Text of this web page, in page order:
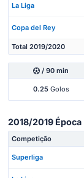
La Liga
Copa del Rey
Total 2019/2020
/ 90 min
0.25Golos
2018/2019 Época
Competição
Superliga